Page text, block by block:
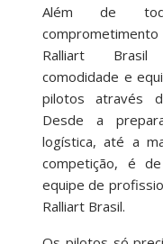
Além de
Ralliart
comodidade e
pilotos através
Desde a
logística, até a
competição, é
equipe de
Ralliart Brasil.